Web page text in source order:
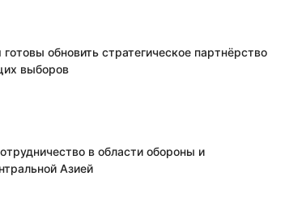
обновить стратегическое партнёрство
выборов
в области обороны и
Азией